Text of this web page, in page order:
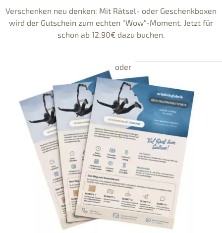
Verschenken neu denken: Mit Rätsel- oder Geschenkboxen
wird der Gutschein zum echten "Wow"-Moment. Jetzt für
schon ab 12,90€ dazu buchen.